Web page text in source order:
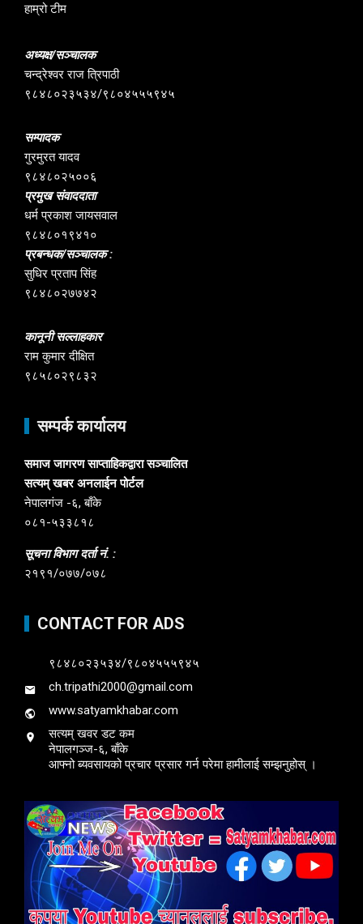
हाम्रो टीम
अध्यक्ष/सञ्चालक
चन्द्रेश्वर राज त्रिपाठी
९८४८०२३५३४/९८०४५५५९४५
सम्पादक
गुरमुरत यादव
९८४८०२५००६
प्रमुख संवाददाता
धर्म प्रकाश जायसवाल
९८४८०१९४१०
प्रबन्धक/सञ्चालक :
सुधिर प्रताप सिंह
९८४८०२७७४२
कानूनी सल्लाहकार
राम कुमार दीक्षित
९८५८०२९८३२
सम्पर्क कार्यालय
समाज जागरण साप्ताहिकद्वारा सञ्चालित
सत्यम् खबर अनलाईन पोर्टल
नेपालगंज -६, बाँके
०८१-५३३८१८
सूचना विभाग दर्ता नं. :
२१९१/०७७/०७८
CONTACT FOR ADS
९८४८०२३५३४/९८०४५५५९४५
ch.tripathi2000@gmail.com
www.satyamkhabar.com
सत्यम् खवर डट कम
नेपालगञ्ज-६, बाँके
आफ्नो ब्यवसायको प्रचार प्रसार गर्न परेमा हामीलाई सम्झनुहोस् ।